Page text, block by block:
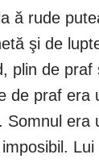
ă rude
şi de
plin de
de praf era
era